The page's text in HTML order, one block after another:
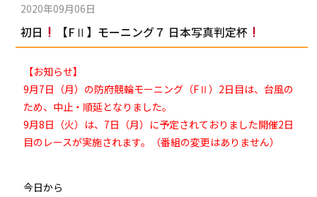
2020年09月06日
初日 【FⅡ】モーニング７ 日本写真判定杯
【お知らせ】
9月7日（月）の防府競輪モーニング（FⅡ）2日目は、台風の
ため、中止・順延となりました。
9月8日（火）は、7日（月）に予定されておりました開催2日
目のレースが実施されます。（番組の変更はありません）
今日から